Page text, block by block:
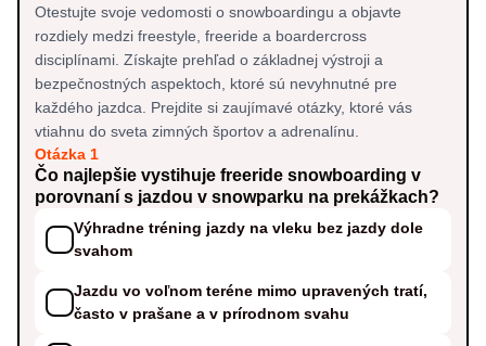
Otestujte svoje vedomosti o snowboardingu a objavte
rozdiely medzi freestyle, freeride a boardercross
disciplínami. Získajte prehľad o základnej výstroji a
bezpečnostných aspektoch, ktoré sú nevyhnutné pre
každého jazdca. Prejdite si zaujímavé otázky, ktoré vás
vtiahnu do sveta zimných športov a adrenalínu.
Otázka 1
Čo najlepšie vystihuje freeride snowboarding v
porovnaní s jazdou v snowparku na prekážkach?
Výhradne tréning jazdy na vleku bez jazdy dole
svahom
Jazdu vo voľnom teréne mimo upravených tratí,
často v prašane a v prírodnom svahu